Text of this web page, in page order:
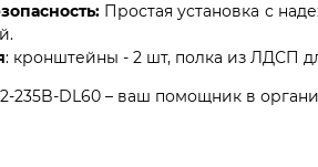
Простая установка с
: кронштейны - 2 шт, полка из ЛДСП
235B-DL60 – ваш помощник в